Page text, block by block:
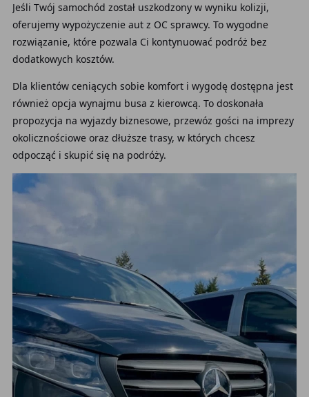
Jeśli Twój samochód został uszkodzony w wyniku kolizji,
oferujemy wypożyczenie aut z OC sprawcy. To wygodne
rozwiązanie, które pozwala Ci kontynuować podróż bez
dodatkowych kosztów.
Dla klientów ceniących sobie komfort i wygodę dostępna jest
również opcja wynajmu busa z kierowcą. To doskonała
propozycja na wyjazdy biznesowe, przewóz gości na imprezy
okolicznościowe oraz dłuższe trasy, w których chcesz
odpocząć i skupić się na podróży.